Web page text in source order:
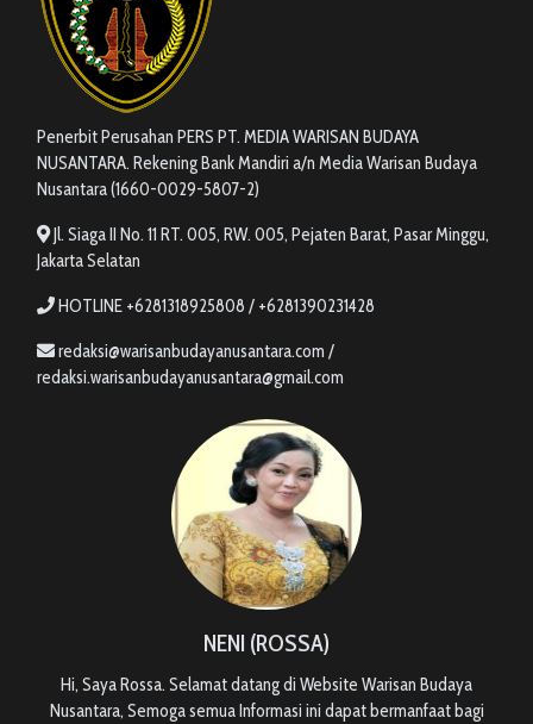
Penerbit Perusahan PERS PT. MEDIA WARISAN BUDAYA
NUSANTARA. Rekening Bank Mandiri a/n Media Warisan Budaya
Nusantara (1660-0029-5807-2)
Jl. Siaga II No. 11 RT. 005, RW. 005, Pejaten Barat, Pasar Minggu,
Jakarta Selatan
HOTLINE +6281318925808 / +6281390231428
redaksi@warisanbudayanusantara.com /
redaksi.warisanbudayanusantara@gmail.com
NENI (ROSSA)
Hi, Saya Rossa. Selamat datang di Website Warisan Budaya
Nusantara, Semoga semua Informasi ini dapat bermanfaat bagi